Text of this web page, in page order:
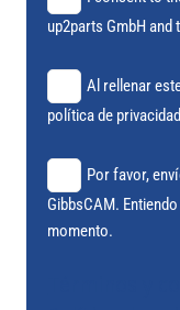
up2parts GmbH
Al rellenar
política de
Por favor,
GibbsCAM.
momento.